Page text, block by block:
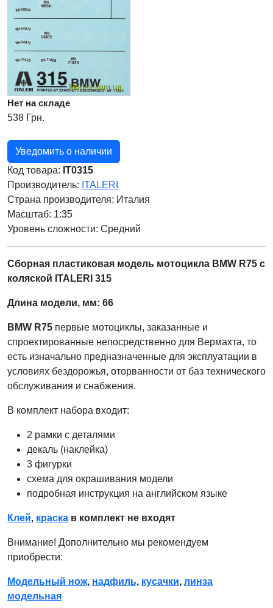
Нет на складе
538 Грн.
Уведомить о наличии
Код товара: IT0315
Производитель: ITALERI
Страна производителя: Италия
Масштаб: 1:35
Уровень сложности: Cредний
Сборная пластиковая модель мотоцикла BMW R75 с
коляской ITALERI 315
Длина модели, мм: 66
BMW R75 первые мотоциклы, заказанные и
спроектированные непосредственно для Вермахта, то
есть изначально предназначенные для эксплуатации в
условиях бездорожья, оторванности от баз технического
обслуживания и снабжения.
В комплект набора входит:
2 рамки с деталями
декаль (наклейка)
3 фигурки
схема для окрашивания модели
подробная инструкция на английском языке
Клей, краска в комплект не входят
Внимание! Дополнительно мы рекомендуем
приобрести:
Модельный нож, надфиль, кусачки, линза
модельная